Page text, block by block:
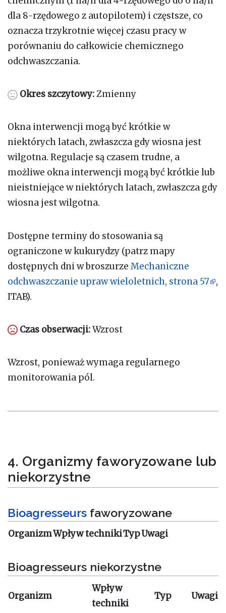
dla 8-rzędowego z autopilotem) i częstsze, co
oznacza trzykrotnie więcej czasu pracy w
porównaniu do całkowicie chemicznego
odchwaszczania.
Okres szczytowy:Zmienny
Okna interwencji mogą być krótkie w
niektórych latach, zwłaszcza gdy wiosna jest
wilgotna. Regulacje są czasem trudne, a
możliwe okna interwencji mogą być krótkie lub
nieistniejące w niektórych latach, zwłaszcza gdy
wiosna jest wilgotna.
Dostępne terminy do stosowania są
ograniczone w kukurydzy (patrz mapy
dostępnych dni w broszurze Mechaniczne
odchwaszczanie upraw wieloletnich, strona 57
,
ITAB).
Czas obserwacji:Wzrost
Wzrost, ponieważ wymaga regularnego
monitorowania pól.
4. Organizmy faworyzowane lub
niekorzystne
Bioagresseurs faworyzowane
OrganizmWpływ technikiTypUwagi
Bioagresseurs niekorzystne
Organizm
Wpływ
techniki
Typ Uwagi